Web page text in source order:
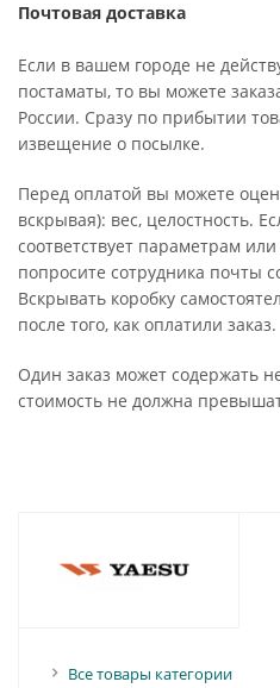
Почтовая доставка
Если в вашем городе не
постаматы, то вы можете
России. Сразу по прибытии
извещение о посылке.
Перед оплатой вы можете
вскрывая): вес, целостность.
соответствует параметрам
попросите сотрудника почты
Вскрывать коробку
после того, как оплатили заказ.
Один заказ может содержать
стоимость не должна
Все товары категории